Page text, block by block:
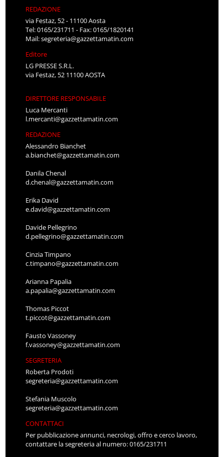
REDAZIONE
via Festaz, 52 - 11100 Aosta
Tel: 0165/231711 - Fax: 0165/1820141
Mail:segreteria@gazzettamatin.com
Editore
LG PRESSE S.R.L.
via Festaz, 52 11100 AOSTA
DIRETTORE RESPONSABILE
Luca Mercanti
l.mercanti@gazzettamatin.com
REDAZIONE
Alessandro Bianchet
a.bianchet@gazzettamatin.com
Danila Chenal
d.chenal@gazzettamatin.com
Erika David
e.david@gazzettamatin.com
Davide Pellegrino
d.pellegrino@gazzettamatin.com
Cinzia Timpano
c.timpano@gazzettamatin.com
Arianna Papalia
a.papalia@gazzettamatin.com
Thomas Piccot
t.piccot@gazzettamatin.com
Fausto Vassoney
f.vassoney@gazzettamatin.com
SEGRETERIA
Roberta Prodoti
segreteria@gazzettamatin.com
Stefania Muscolo
segreteria@gazzettamatin.com
CONTATTACI
Per pubblicazione annunci, necrologi, offro e cerco lavoro,
contattare la segreteria al numero: 0165/231711